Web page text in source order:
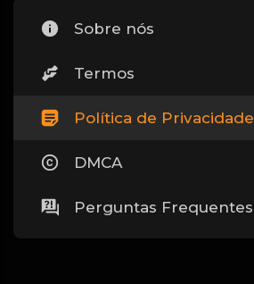
Sobre nós
Termos
Política de Privacidade
DMCA
Perguntas Frequentes